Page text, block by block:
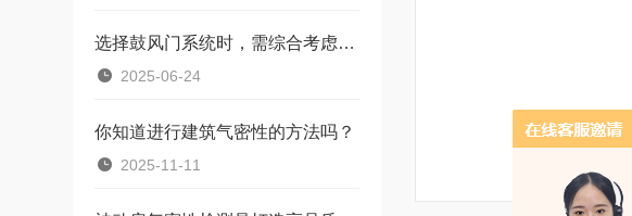
选择鼓风门系统时，需综合考虑多个因素
2025-06-24
你知道进行建筑气密性的方法吗？
2025-11-11